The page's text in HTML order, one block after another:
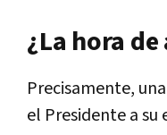
¿La hora
Precisamente,
el Presidente a su